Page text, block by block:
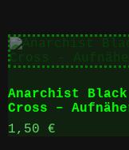
Anarchist Black
Cross –
1,50 €